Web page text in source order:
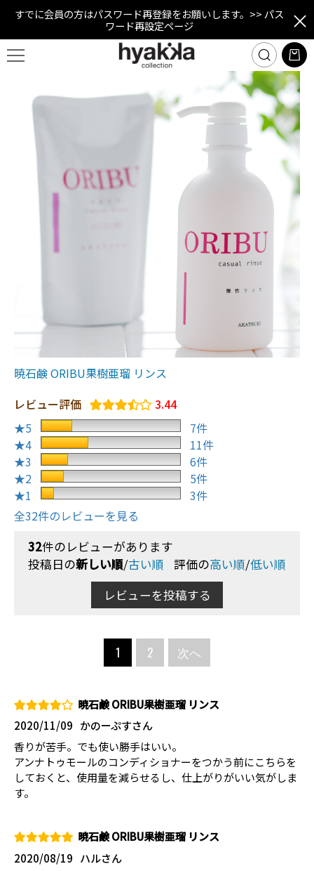
すでに会員の方はパスワード再登録をお願いします。 >> パス
ワード再設定ページ
暁石鹸 ORIBU果樹亜瑠 リンス
レビュー評価
3.44
★5
7件
★4
11件
★3
6件
★2
5件
★1
3件
全32件のレビューを見る
32件のレビューがあります
投稿日の新しい順/古い順 評価の高い順/低い順
レビューを投稿する
1 2 次へ
暁石鹸 ORIBU果樹亜瑠 リンス
かのーぷすさん
2020/11/09
香りが苦手。でも使い勝手はいい。
アンナトゥモールのコンディショナーをつかう前にこちらを
しておくと、使用量を減らせるし、仕上がりがいい気がしま
す。
暁石鹸 ORIBU果樹亜瑠 リンス
ハルさん
2020/08/19